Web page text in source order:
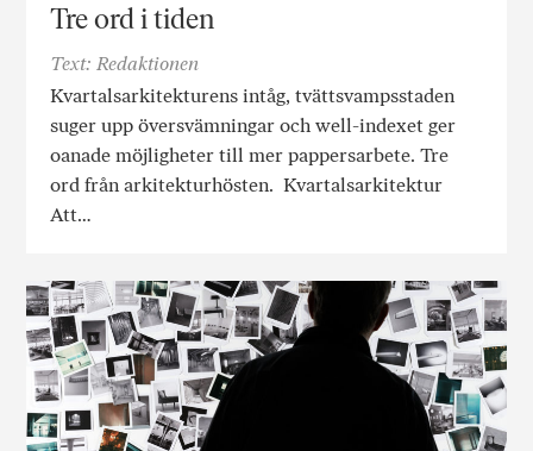
Tre ord i tiden
Text: Redaktionen
Kvartalsarkitekturens intåg, tvättsvampsstaden
suger upp översvämningar och well-indexet ger
oanade möjligheter till mer pappersarbete. Tre
ord från arkitekturhösten. Kvartalsarkitektur
Att…